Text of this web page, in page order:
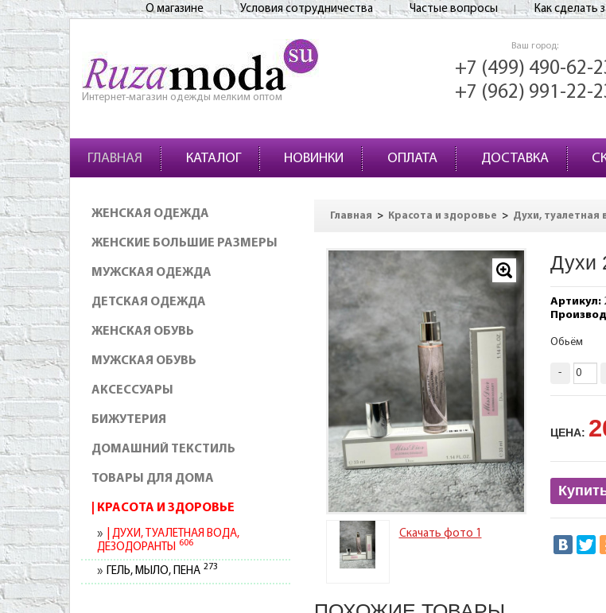
О магазине Условия сотрудничества Частые вопросы Как сделать
Интернет-магазин одежды мелким оптом
Ваш город:
+7 (499) 490-62-
+7 (962) 991-22-
ГЛАВНАЯ КАТАЛОГ НОВИНКИ ОПЛАТА ДОСТАВКА
ЖЕНСКАЯ ОДЕЖДА
ЖЕНСКИЕ БОЛЬШИЕ РАЗМЕРЫ
МУЖСКАЯ ОДЕЖДА
ДЕТСКАЯ ОДЕЖДА
ЖЕНСКАЯ ОБУВЬ
МУЖСКАЯ ОБУВЬ
АКСЕССУАРЫ
БИЖУТЕРИЯ
ДОМАШНИЙ ТЕКСТИЛЬ
ТОВАРЫ ДЛЯ ДОМА
КРАСОТА И ЗДОРОВЬЕ
ДУХИ, ТУАЛЕТНАЯ ВОДА,
ДЕЗОДОРАНТЫ 606
ГЕЛЬ, МЫЛО, ПЕНА 273
Главная > Красота и здоровье > Духи,
Скачать фото 1
Духи
Артикул:
Обьём
-
ЦЕНА: